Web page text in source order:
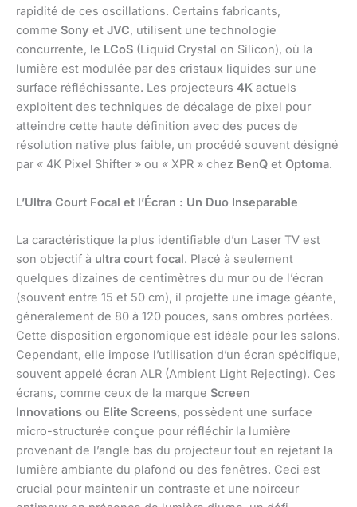
rapidité de ces oscillations. Certains fabricants,
comme Sony et JVC, utilisent une technologie
concurrente, le LCoS (Liquid Crystal on Silicon), où la
lumière est modulée par des cristaux liquides sur une
surface réfléchissante. Les projecteurs 4K actuels
exploitent des techniques de décalage de pixel pour
atteindre cette haute définition avec des puces de
résolution native plus faible, un procédé souvent désigné
par « 4K Pixel Shifter » ou « XPR » chez BenQ et Optoma.
L’Ultra Court Focal et l’Écran : Un Duo Inseparable
La caractéristique la plus identifiable d’un Laser TV est
son objectif à ultra court focal. Placé à seulement
quelques dizaines de centimètres du mur ou de l’écran
(souvent entre 15 et 50 cm), il projette une image géante,
généralement de 80 à 120 pouces, sans ombres portées.
Cette disposition ergonomique est idéale pour les salons.
Cependant, elle impose l’utilisation d’un écran spécifique,
souvent appelé écran ALR (Ambient Light Rejecting). Ces
écrans, comme ceux de la marque Screen
Innovations ou Elite Screens, possèdent une surface
micro-structurée conçue pour réfléchir la lumière
provenant de l’angle bas du projecteur tout en rejetant la
lumière ambiante du plafond ou des fenêtres. Ceci est
crucial pour maintenir un contraste et une noirceur